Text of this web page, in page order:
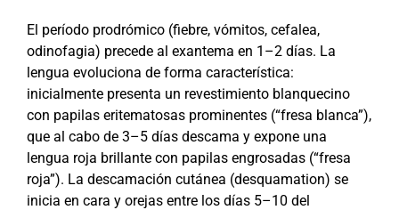
El período prodrómico (fiebre, vómitos, cefalea,
odinofagia) precede al exantema en 1–2 días. La
lengua evoluciona de forma característica:
inicialmente presenta un revestimiento blanquecino
con papilas eritematosas prominentes (“fresa blanca”),
que al cabo de 3–5 días descama y expone una
lengua roja brillante con papilas engrosadas (“fresa
roja”). La descamación cutánea (desquamation) se
inicia en cara y orejas entre los días 5–10 del